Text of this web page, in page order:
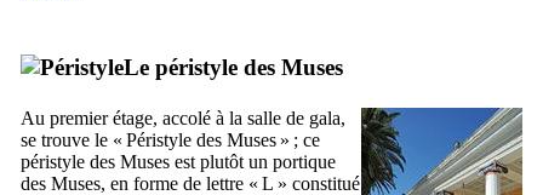
Le péristyle des Muses
Au premier étage, accolé à la salle de gala,
se trouve le « Péristyle des Muses » ; ce
péristyle des Muses est plutôt un portique
des Muses, en forme de lettre « L » constitué